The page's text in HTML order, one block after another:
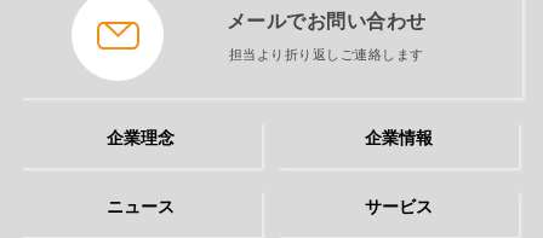
メールでお問い合わせ
担当より折り返しご連絡します
企業理念 企業情報
ニュース サービス